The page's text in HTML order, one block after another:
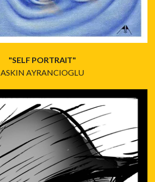
"SELF PORTRAIT"
ASKIN AYRANCIOGLU